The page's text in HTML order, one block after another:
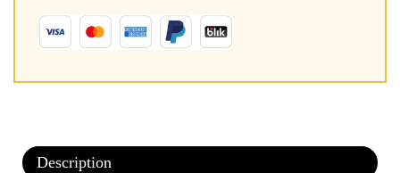
Description